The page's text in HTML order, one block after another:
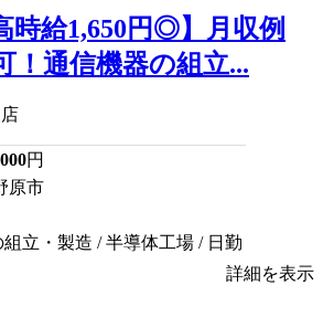
時給1,650円◎】月収例
！通信機器の組立...
円
原市
立・製造 / 半導体工場 / 日勤
詳細を表示